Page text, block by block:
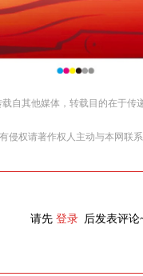
自其他媒体，转载目的在于
权请著作权人主动与本网联
请先 登录 后发表评论